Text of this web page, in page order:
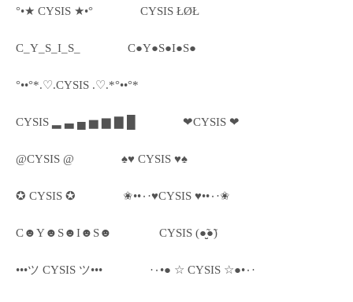
°•★ CYSIS ★•° CYSIS ŁØŁ
C_Y_S_I_S_ C●Y●S●I●S●
°••°*.♡.CYSIS .♡.*°••°*
CYSIS ▂ ▃ ▄ ▅ ▆ ▇ █ ❤CYSIS ❤
@CYSIS @ ♠♥ CYSIS ♥♠
✪ CYSIS ✪ ✬••٠·♥CYSIS ♥••٠·✬
C☻Y☻S☻I☻S☻ CYSIS (●̮̮̃●̃)
•••ツ CYSIS ツ••• ·٠•● ☆ CYSIS ☆●•٠·